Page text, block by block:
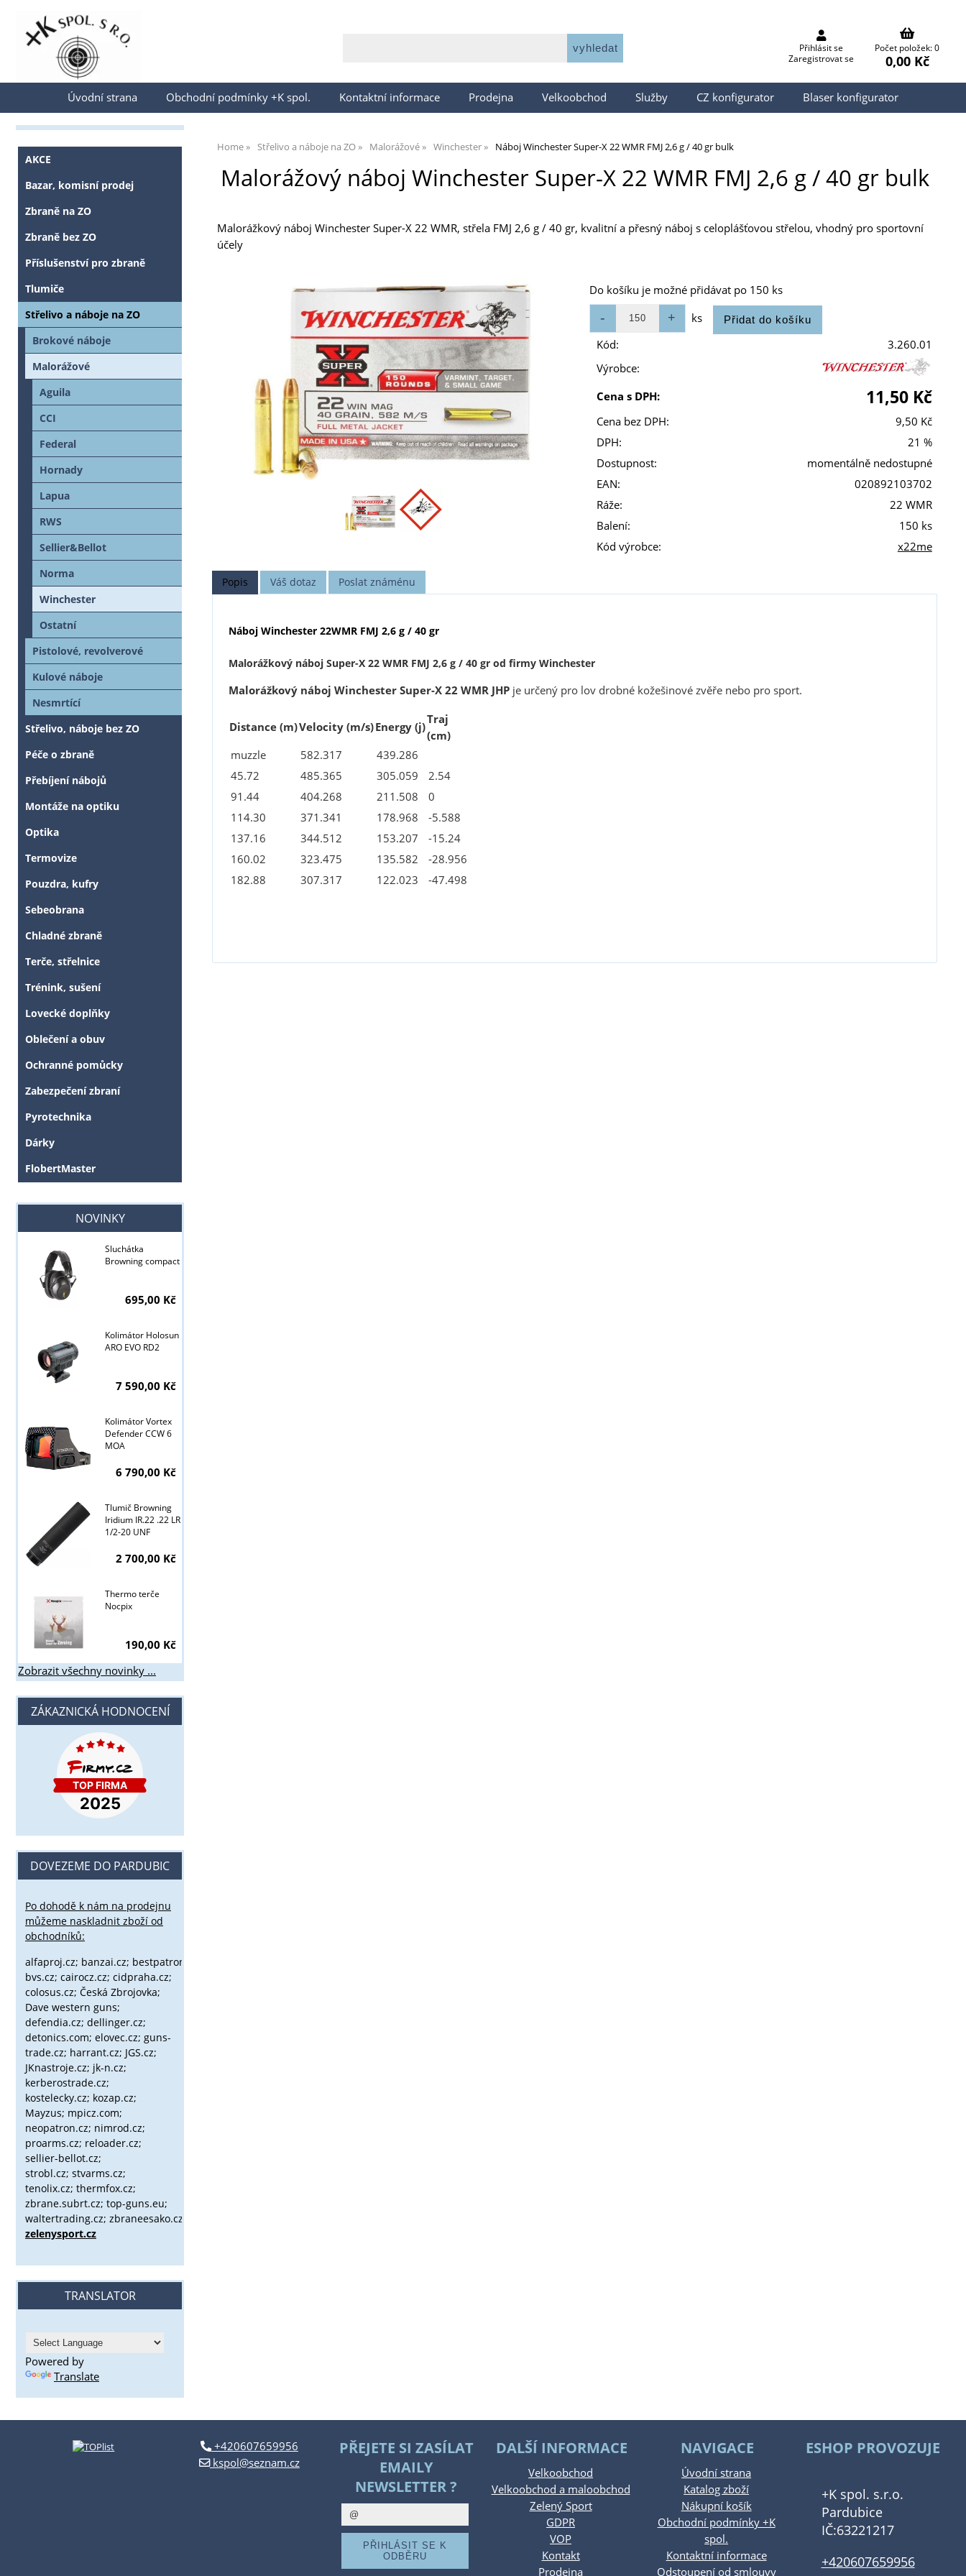
Přihlásit se
Přihlásit se
Zaregistrovat se
Počet položek: 0
0,00 Kč
Úvodní strana Obchodní podmínky +K spol. Kontaktní informace Prodejna Velkoobchod Služby CZ konfigurator Blaser konfigurator
Home Střelivo a náboje na ZO Malorážové Winchester Náboj Winchester Super-X 22 WMR FMJ 2,6 g / 40 gr bulk
Malorážový náboj Winchester Super-X 22 WMR FMJ 2,6 g / 40 gr bulk
Malorážkový náboj Winchester Super-X 22 WMR, střela FMJ 2,6 g / 40 gr, kvalitní a přesný náboj s celoplášťovou střelou, vhodný pro sportovní
účely
Do košíku je možné přidávat po 150 ks
ks
Kód:
3.260.01
Výrobce:
Cena s DPH:
11,50 Kč
Cena bez DPH:
9,50 Kč
DPH:
21 %
Dostupnost:
momentálně nedostupné
EAN:
020892103702
Ráže:
22 WMR
Balení:
150 ks
Kód výrobce:
x22me
Popis Váš dotaz Poslat známénu
Náboj Winchester 22WMR FMJ 2,6 g / 40 gr
Malorážkový náboj Super-X 22 WMR FMJ 2,6 g / 40 gr od firmy Winchester
Malorážkový náboj Winchester Super-X 22 WMR JHPje určený pro lov drobné kožešinové zvěře nebo pro sport.
Distance(m)Velocity(m/s)Energy(j)
Traj
(cm)
muzzle
582.317
439.286
45.72
485.365 305.059
2.54
91.44
404.268 211.508
0
114.30
371.341 178.968
-5.588
137.16
344.512 153.207
-15.24
160.02
323.475 135.582
-28.956
182.88
307.317 122.023 -47.498
AKCE
Bazar, komisní prodej
Zbraně na ZO
Zbraně bez ZO
Příslušenství pro zbraně
Tlumiče
Střelivo a náboje na ZO
Brokové náboje
Malorážové
Aguila
CCI
Federal
Hornady
Lapua
RWS
Sellier&Bellot
Norma
Winchester
Ostatní
Pistolové, revolverové
Kulové náboje
Nesmrtící
Střelivo, náboje bez ZO
Péče o zbraně
Přebíjení nábojů
Montáže na optiku
Optika
Termovize
Pouzdra, kufry
Sebeobrana
Chladné zbraně
Terče, střelnice
Trénink, sušení
Lovecké doplňky
Oblečení a obuv
Ochranné pomůcky
Zabezpečení zbraní
Pyrotechnika
Dárky
FlobertMaster
NOVINKY
Sluchátka
Browning compact
695,00 Kč
Kolimátor Holosun
ARO EVO RD2
7 590,00 Kč
Kolimátor Vortex
Defender CCW 6
MOA
6 790,00 Kč
Tlumič Browning
Iridium IR.22 .22 LR
1/2-20 UNF
2 700,00 Kč
Thermo terče
Nocpix
190,00 Kč
Zobrazit všechny novinky ...
ZÁKAZNICKÁ HODNOCENÍ
DOVEZEME DO PARDUBIC
Po dohodě k nám na prodejnu
můžeme naskladnit zboží od
obchodníků:
alfaproj.cz; banzai.cz; bestpatron.eu;
bvs.cz; cairocz.cz; cidpraha.cz;
colosus.cz; Česká Zbrojovka;
Dave western guns;
defendia.cz; dellinger.cz;
detonics.com; elovec.cz; guns-
trade.cz; harrant.cz; JGS.cz;
JKnastroje.cz; jk-n.cz;
kerberostrade.cz;
kostelecky.cz; kozap.cz;
Mayzus; mpicz.com;
neopatron.cz; nimrod.cz;
proarms.cz; reloader.cz;
sellier-bellot.cz;
strobl.cz; stvarms.cz;
tenolix.cz; thermfox.cz;
zbrane.subrt.cz; top-guns.eu;
waltertrading.cz; zbraneesako.cz;
zelenysport.cz
TRANSLATOR
Powered by
Translate
+420607659956
kspol@seznam.cz
PŘEJETE SI ZASÍLAT
EMAILY
NEWSLETTER ?
DALŠÍ INFORMACE
Velkoobchod
Velkoobchod a maloobchod
Zelený Sport
GDPR
VOP
Kontakt
Prodejna
NAVIGACE
Úvodní strana
Katalog zboží
Nákupní košík
Obchodní podmínky +K
spol.
Kontaktní informace
Odstoupení od smlouvy
ESHOP PROVOZUJE
+K spol. s.r.o.
Pardubice
IČ:63221217
+420607659956